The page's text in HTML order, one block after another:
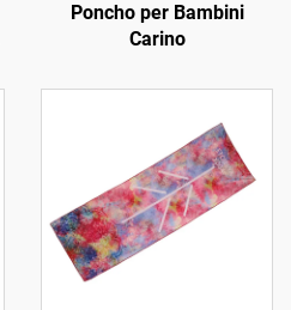
Poncho per Bambini
Carino